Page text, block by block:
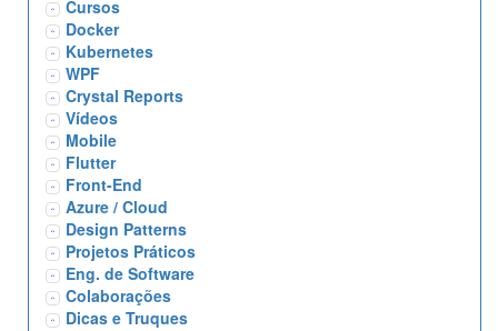
Cursos
Docker
Kubernetes
WPF
Crystal Reports
Vídeos
Mobile
Flutter
Front-End
Azure / Cloud
Design Patterns
Projetos Práticos
Eng. de Software
Colaborações
Dicas e Truques